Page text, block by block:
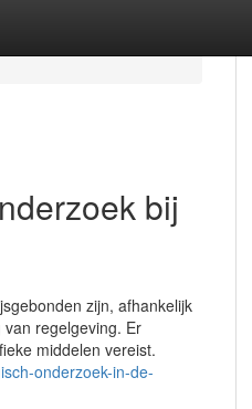
bij
zijn, afhankelijk
regelgeving. Er
middelen vereist.
onderzoek-in-de-